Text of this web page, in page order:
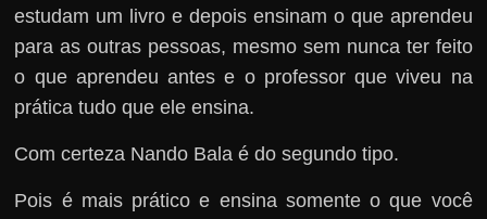
estudam um livro e depois ensinam o que aprendeu
para as outras pessoas, mesmo sem nunca ter feito
o que aprendeu antes e o professor que viveu na
prática tudo que ele ensina.
Com certeza Nando Bala é do segundo tipo.
Pois é mais prático e ensina somente o que você